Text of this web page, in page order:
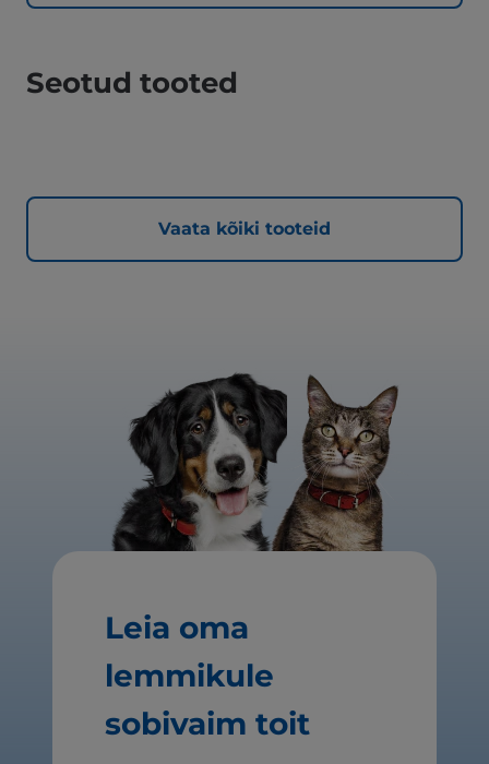
Seotud tooted
Vaata kõiki tooteid
Leia oma
lemmikule
sobivaim toit